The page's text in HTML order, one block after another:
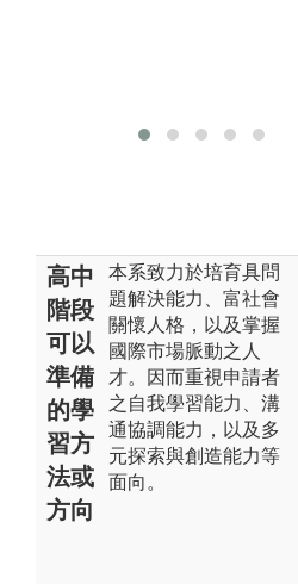
高中
階段
可以
準備
的學
習方
法或
方向
本系致力於培育具問
題解決能力、富社會
關懷人格，以及掌握
國際市場脈動之人
才。因而重視申請者
之自我學習能力、溝
通協調能力，以及多
元探索與創造能力等
面向。